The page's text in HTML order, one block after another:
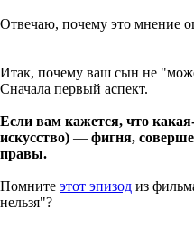
Отвечаю, почему это мнение
Итак, почему ваш сын не
Сначала первый аспект.
Если вам кажется, что
искусство) — фигня,
правы.
Помните этот эпизод из
нельзя"?